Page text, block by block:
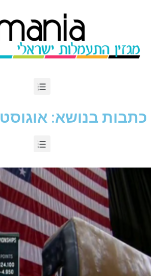
כתבות בנושא: אוגוסט 16, 2015